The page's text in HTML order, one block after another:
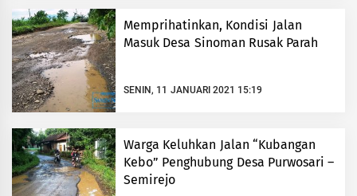
Memprihatinkan, Kondisi Jalan
Masuk Desa Sinoman Rusak Parah
SENIN, 11 JANUARI 2021 15:19
Warga Keluhkan Jalan “Kubangan
Kebo” Penghubung Desa Purwosari –
Semirejo